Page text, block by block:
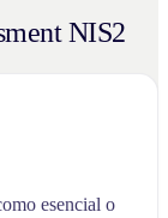
NIS2
esencial o